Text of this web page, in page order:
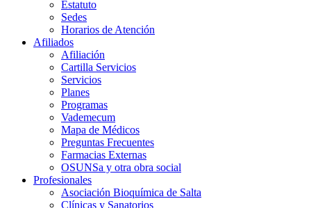
Estatuto
Sedes
Horarios de Atención
Afiliados
Afiliación
Cartilla Servicios
Servicios
Planes
Programas
Vademecum
Mapa de Médicos
Preguntas Frecuentes
Farmacias Externas
OSUNSa y otra obra social
Profesionales
Asociación Bioquímica de Salta
Clínicas y Sanatorios